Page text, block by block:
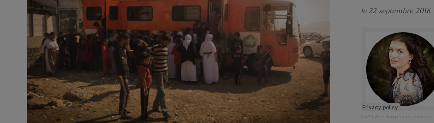
le 22 septembre 2016
CVA Lille Soigner en zone de